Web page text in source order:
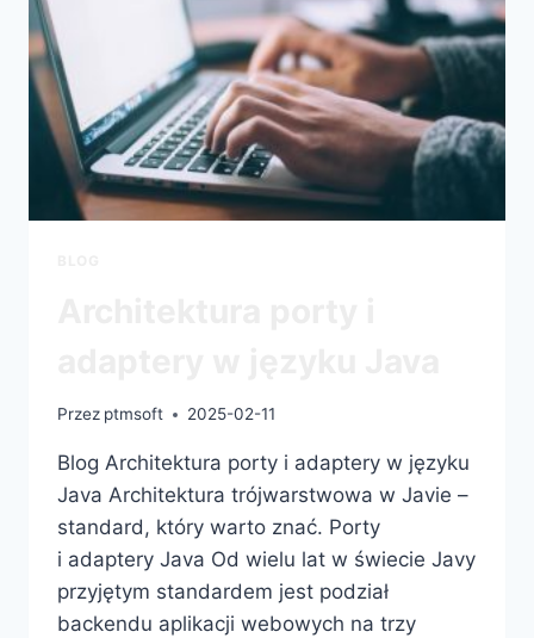
Przez ptmsoft 2025-02-11
Blog Architektura porty i adaptery w języku
Java Architektura trójwarstwowa w Javie –
standard, który warto znać. Porty
i adaptery Java Od wielu lat w świecie Javy
przyjętym standardem jest podział
backendu aplikacji webowych na trzy